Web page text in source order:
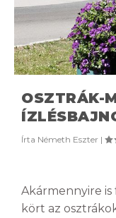
OSZTRÁK-
Írta Németh Eszter |
Akármennyire is
kört az